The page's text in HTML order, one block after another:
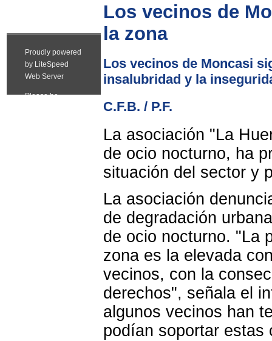
Los vecinos de
la zona
Los vecinos de Moncasi
insalubridad y la
C.F.B. / P.F.
La asociación "La
de ocio nocturno, ha
situación del sector y
La asociación
de degradación
de ocio nocturno. "La
zona es la elevada
vecinos, con la
derechos", señala el
algunos vecinos han
podían soportar estas